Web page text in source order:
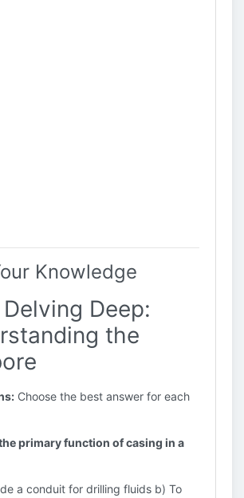
Knowledge
Deep:
the
Choose the best answer for each
primary function of casing in a
a conduit for drilling fluids b) To